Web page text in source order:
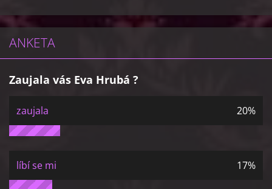
ANKETA
Zaujala vás Eva Hrubá ?
zaujala 20%
líbí se mi 17%